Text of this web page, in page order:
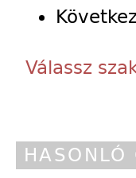
Válassz
HASONLÓ